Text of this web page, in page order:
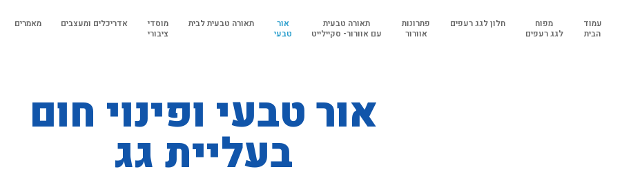
עמוד
הבית
מפוח
לגג רעפים
חלון לגג רעפים
פתרונות
אוורור
תאורה טבעית
עם אוורור- סקיילייט
אור
טבעי
תאורה טבעית לבית
מוסדי
ציבורי
אדריכלים ומעצבים מאמרים
אור טבעי ופינוי חום
בעליית גג